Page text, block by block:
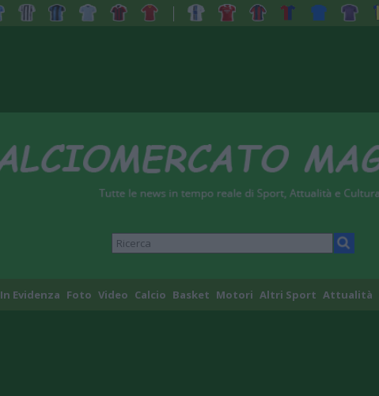
In Evidenza Foto Video Calcio Basket Motori Altri Sport Attualità